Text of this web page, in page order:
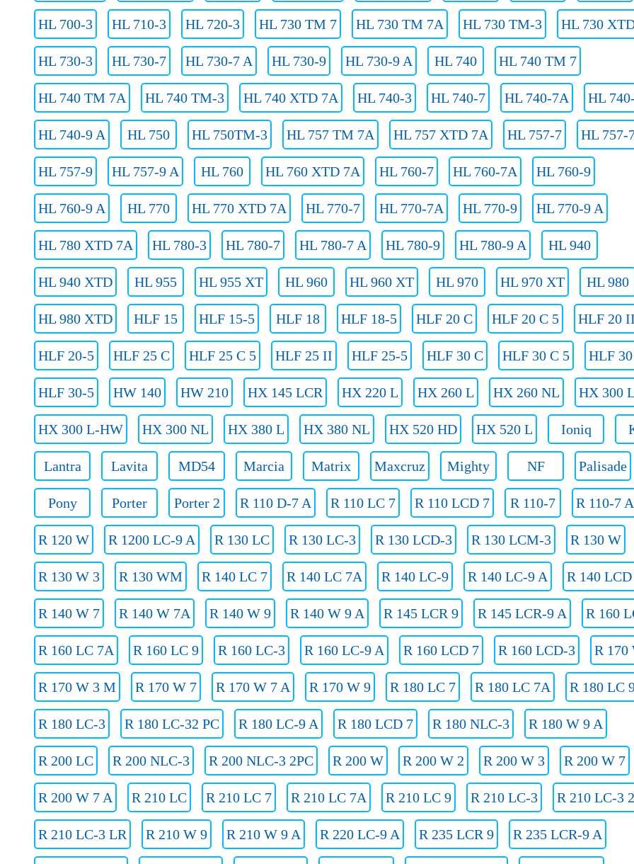
HL 700-3 HL 710-3 HL 720-3 HL 730 TM 7 HL 730 TM 7A HL 730 TM-3 HL 730
HL 730-3 HL 730-7 HL 730-7 A HL 730-9 HL 730-9 A HL 740 HL 740 TM 7
HL 740 TM 7A HL 740 TM-3 HL 740 XTD 7A HL 740-3 HL 740-7 HL 740-7A HL
HL 740-9 A HL 750 HL 750TM-3 HL 757 TM 7A HL 757 XTD 7A HL 757-7 HL 757-
HL 757-9 HL 757-9 A HL 760 HL 760 XTD 7A HL 760-7 HL 760-7A HL 760-9
HL 760-9 A HL 770 HL 770 XTD 7A HL 770-7 HL 770-7A HL 770-9 HL 770-9 A
HL 780 XTD 7A HL 780-3 HL 780-7 HL 780-7 A HL 780-9 HL 780-9 A HL 940
HL 940 XTD HL 955 HL 955 XT HL 960 HL 960 XT HL 970 HL 970 XT HL 980
HL 980 XTD HLF 15 HLF 15-5 HLF 18 HLF 18-5 HLF 20 C HLF 20 C 5 HLF 20 II
HLF 20-5 HLF 25 C HLF 25 C 5 HLF 25 II HLF 25-5 HLF 30 C HLF 30 C 5 HLF
HLF 30-5 HW 140 HW 210 HX 145 LCR HX 220 L HX 260 L HX 260 NL HX 300 L
HX 300 L-HW HX 300 NL HX 380 L HX 380 NL HX 520 HD HX 520 L Ioniq
Lantra Lavita MD54 Marcia Matrix Maxcruz Mighty NF Palisade
Pony Porter Porter 2 R 110 D-7 A R 110 LC 7 R 110 LCD 7 R 110-7 R 110-7 A
R 120 W R 1200 LC-9 A R 130 LC R 130 LC-3 R 130 LCD-3 R 130 LCM-3 R 130 W
R 130 W 3 R 130 WM R 140 LC 7 R 140 LC 7A R 140 LC-9 R 140 LC-9 A R 140
R 140 W 7 R 140 W 7A R 140 W 9 R 140 W 9 A R 145 LCR 9 R 145 LCR-9 A R 160
R 160 LC 7A R 160 LC 9 R 160 LC-3 R 160 LC-9 A R 160 LCD 7 R 160 LCD-3 R 170
R 170 W 3 M R 170 W 7 R 170 W 7 A R 170 W 9 R 180 LC 7 R 180 LC 7A R 180 LC
R 180 LC-3 R 180 LC-32 PC R 180 LC-9 A R 180 LCD 7 R 180 NLC-3 R 180 W 9 A
R 200 LC R 200 NLC-3 R 200 NLC-3 2PC R 200 W R 200 W 2 R 200 W 3 R 200 W 7
R 200 W 7 A R 210 LC R 210 LC 7 R 210 LC 7A R 210 LC 9 R 210 LC-3 R 210 LC-3
R 210 LC-3 LR R 210 W 9 R 210 W 9 A R 220 LC-9 A R 235 LCR 9 R 235 LCR-9 A